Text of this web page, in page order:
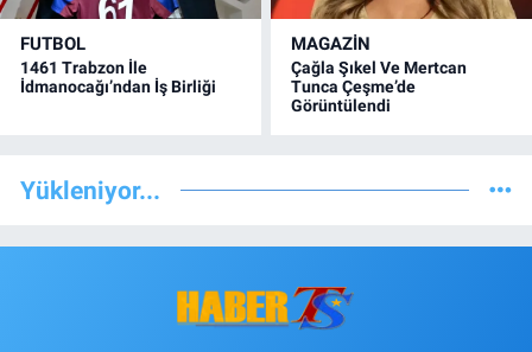
FUTBOL
1461 Trabzon İle
İdmanocağı’ndan İş Birliği
MAGAZİN
Çağla Şıkel Ve Mertcan
Tunca Çeşme’de
Görüntülendi
Yükleniyor...